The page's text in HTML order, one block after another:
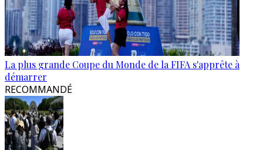
La plus grande Coupe du Monde de la FIFA s'apprête à
démarrer
RECOMMANDÉ